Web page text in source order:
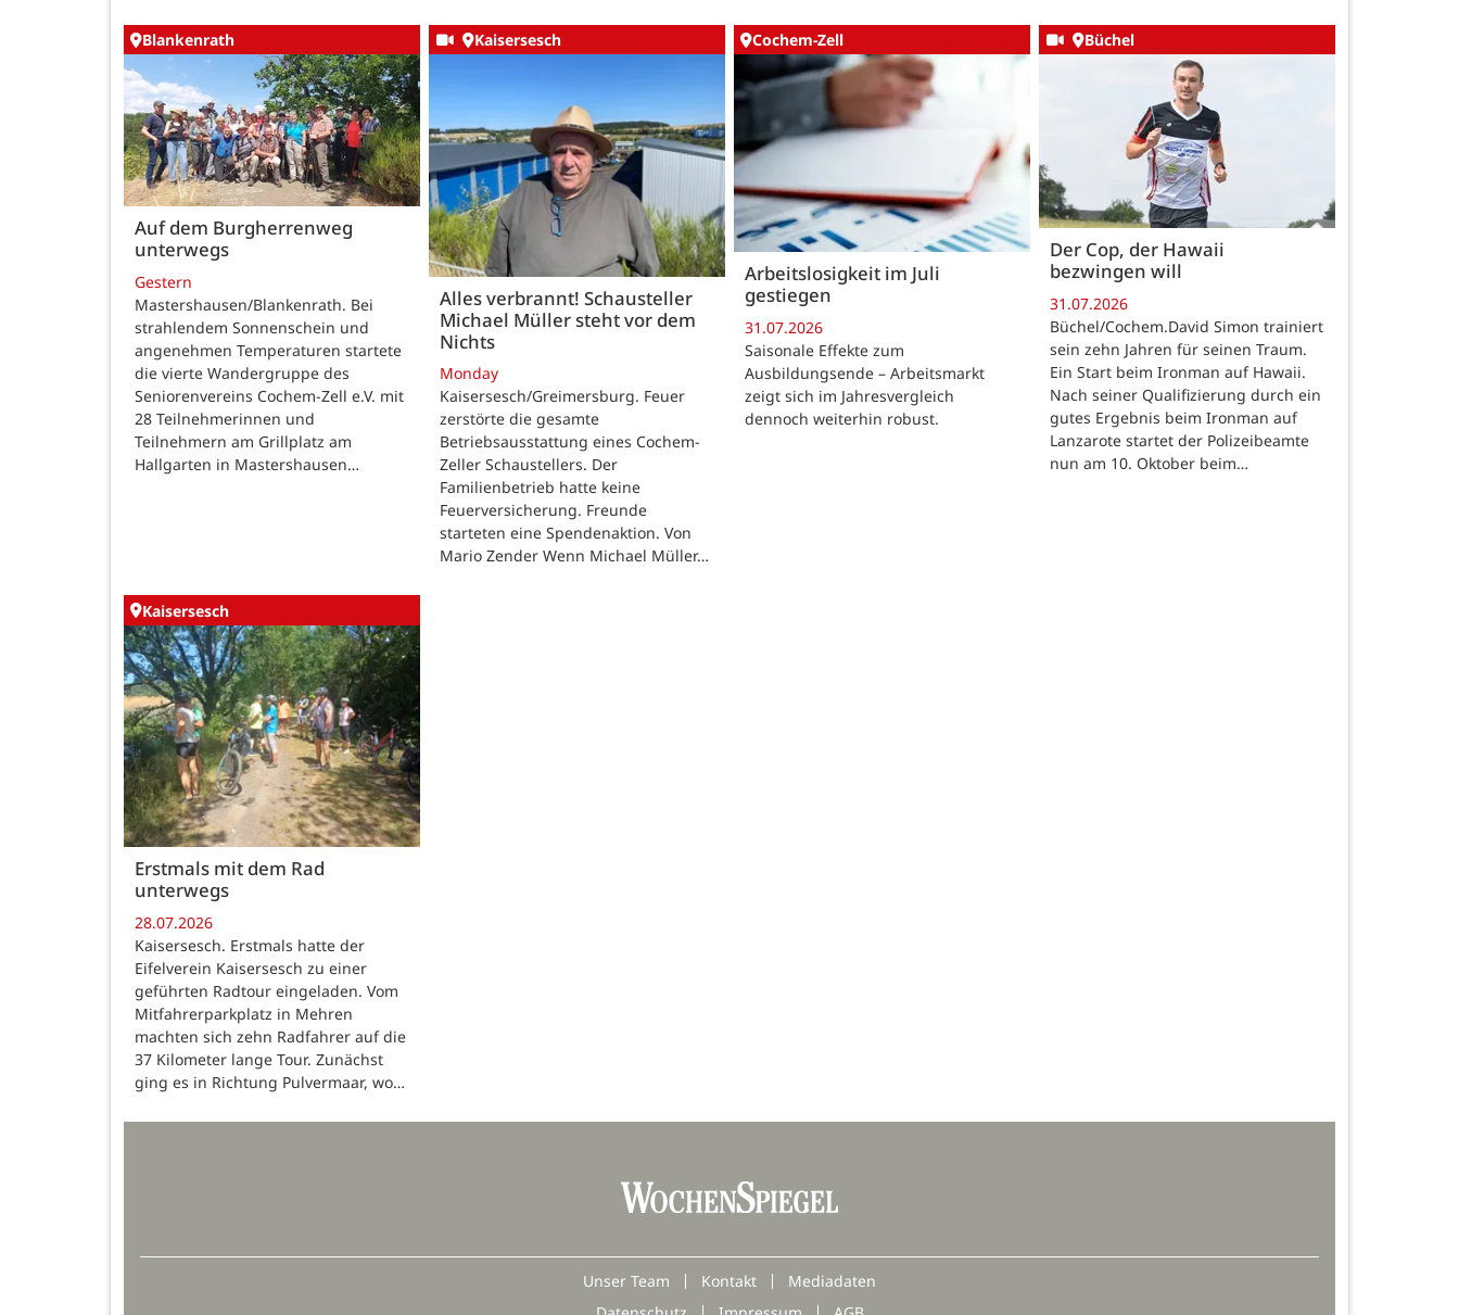
Blankenrath
Auf dem Burgherrenweg
unterwegs
Gestern
Mastershausen/Blankenrath. Bei
strahlendem Sonnenschein und
angenehmen Temperaturen startete
die vierte Wandergruppe des
Seniorenvereins Cochem-Zell e.V. mit
28 Teilnehmerinnen und
Teilnehmern am Grillplatz am
Hallgarten in Mastershausen…
Kaisersesch
Alles verbrannt! Schausteller
Michael Müller steht vor dem
Nichts
Monday
Kaisersesch/Greimersburg. Feuer
zerstörte die gesamte
Betriebsausstattung eines Cochem-
Zeller Schaustellers. Der
Familienbetrieb hatte keine
Feuerversicherung. Freunde
starteten eine Spendenaktion. Von
Mario Zender Wenn Michael Müller…
Cochem-Zell
Arbeitslosigkeit im Juli
gestiegen
31.07.2026
Saisonale Effekte zum
Ausbildungsende – Arbeitsmarkt
zeigt sich im Jahresvergleich
dennoch weiterhin robust.
Büchel
Der Cop, der Hawaii
bezwingen will
31.07.2026
Büchel/Cochem.David Simon trainiert
sein zehn Jahren für seinen Traum.
Ein Start beim Ironman auf Hawaii.
Nach seiner Qualifizierung durch ein
gutes Ergebnis beim Ironman auf
Lanzarote startet der Polizeibeamte
nun am 10. Oktober beim…
Kaisersesch
Erstmals mit dem Rad
unterwegs
28.07.2026
Kaisersesch. Erstmals hatte der
Eifelverein Kaisersesch zu einer
geführten Radtour eingeladen. Vom
Mitfahrerparkplatz in Mehren
machten sich zehn Radfahrer auf die
37 Kilometer lange Tour. Zunächst
ging es in Richtung Pulvermaar, wo…
Unser Team Kontakt
Mediadaten